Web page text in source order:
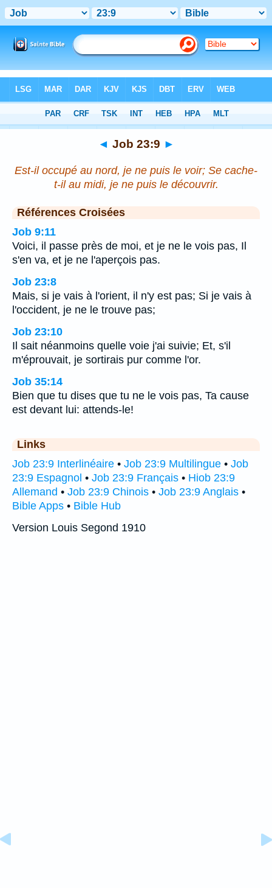
Chapitre 23 > Verset 9
◄ Job 23:9 ►
Est-il occupé au nord, je ne puis le voir; Se cache-
t-il au midi, je ne puis le découvrir.
Références Croisées
Job 9:11
Voici, il passe près de moi, et je ne le vois pas, Il
s'en va, et je ne l'aperçois pas.
Job 23:8
Mais, si je vais à l'orient, il n'y est pas; Si je vais à
l'occident, je ne le trouve pas;
Job 23:10
Il sait néanmoins quelle voie j'ai suivie; Et, s'il
m'éprouvait, je sortirais pur comme l'or.
Job 35:14
Bien que tu dises que tu ne le vois pas, Ta cause
est devant lui: attends-le!
Links
Job 23:9 Interlinéaire • Job 23:9 Multilingue • Job
23:9 Espagnol • Job 23:9 Français • Hiob 23:9
Allemand • Job 23:9 Chinois • Job 23:9 Anglais •
Bible Apps • Bible Hub
Version Louis Segond 1910